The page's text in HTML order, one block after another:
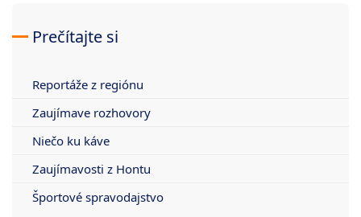
Prečítajte si
Reportáže z regiónu
Zaujímave rozhovory
Niečo ku káve
Zaujímavosti z Hontu
Športové spravodajstvo